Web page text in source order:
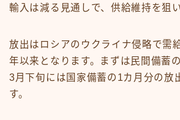
輸入は減る見通しで、供給維持を狙い
放出はロシアのウクライナ侵略で需
年以来となります。まずは民間備蓄
3月下旬には国家備蓄の1カ月分の放
す。